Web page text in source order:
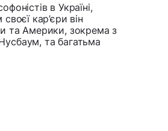
в Україні,
кар’єри він
та Америки, зокрема з
та багатьма